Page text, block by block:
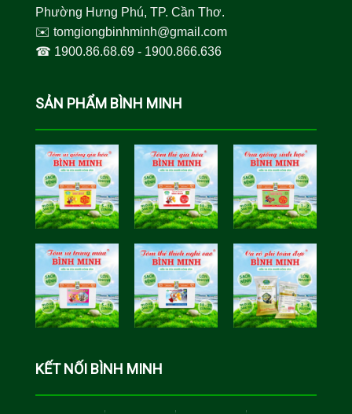
Phường Hưng Phú, TP. Cần Thơ.
✉️ tomgiongbinhminh@gmail.com
☎︎ 1900.86.68.69- 1900.866.636
SẢN PHẨM BÌNH MINH
Hóa Bình
Minh
Học Bình
Minh
KẾT NỐI BÌNH MINH